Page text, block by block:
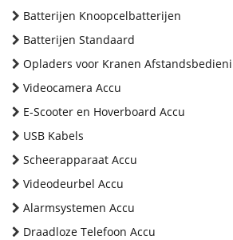
Batterijen Knoopcelbatterijen
Batterijen Standaard
Opladers voor Kranen
Videocamera Accu
E-Scooter en Hoverboard Accu
USB Kabels
Scheerapparaat Accu
Videodeurbel Accu
Alarmsystemen Accu
Draadloze Telefoon Accu